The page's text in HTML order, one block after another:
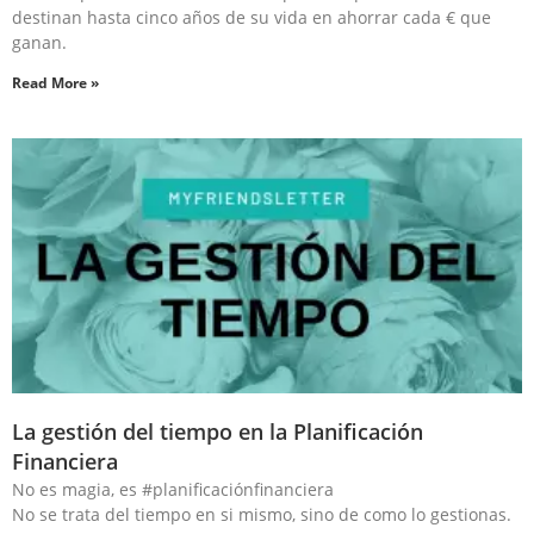
destinan hasta cinco años de su vida en ahorrar cada € que
ganan.⁣
Read More »
La gestión del tiempo en la Planificación
Financiera
No es magia, es #planificaciónfinanciera
No se trata del tiempo en si mismo, sino de como lo gestionas.